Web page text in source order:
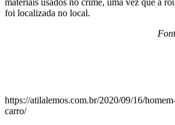
foi localizada no local.
https://atilalemos.com.br/2020/09/16/
carro/